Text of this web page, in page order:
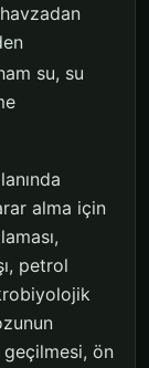
su, su
alma için
petrol
ön